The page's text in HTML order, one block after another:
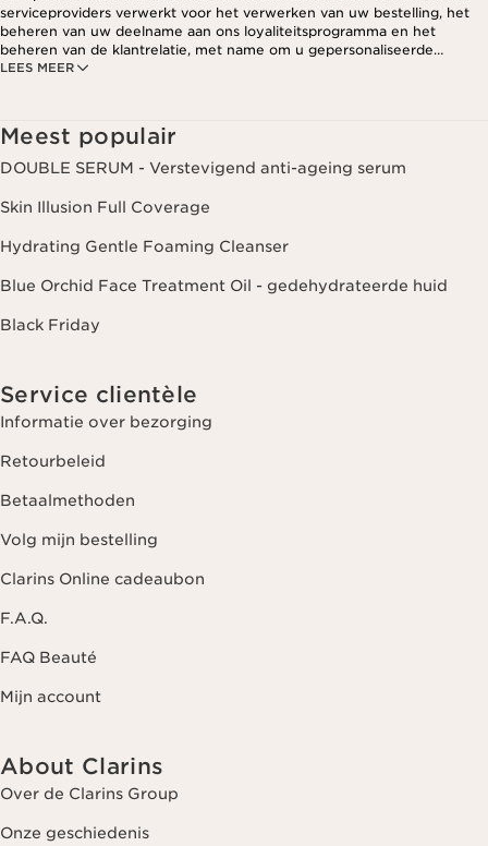
LEES MEER
serviceproviders verwerkt voor het verwerken van uw bestelling, het
beheren van uw deelname aan ons loyaliteitsprogramma en het
beheren van de klantrelatie, met name om u gepersonaliseerde
aanbiedingen te kunnen sturen op basis van uw eerdere aankopen en
Meest populair
DOUBLE SERUM - Verstevigend anti-ageing serum
Skin Illusion Full Coverage
Hydrating Gentle Foaming Cleanser
Blue Orchid Face Treatment Oil - gedehydrateerde huid
Black Friday
Service clientèle
Informatie over bezorging
Retourbeleid
Betaalmethoden
Volg mijn bestelling
Clarins Online cadeaubon
F.A.Q.
FAQ Beauté
Mijn account
About Clarins
Over de Clarins Group
Onze geschiedenis